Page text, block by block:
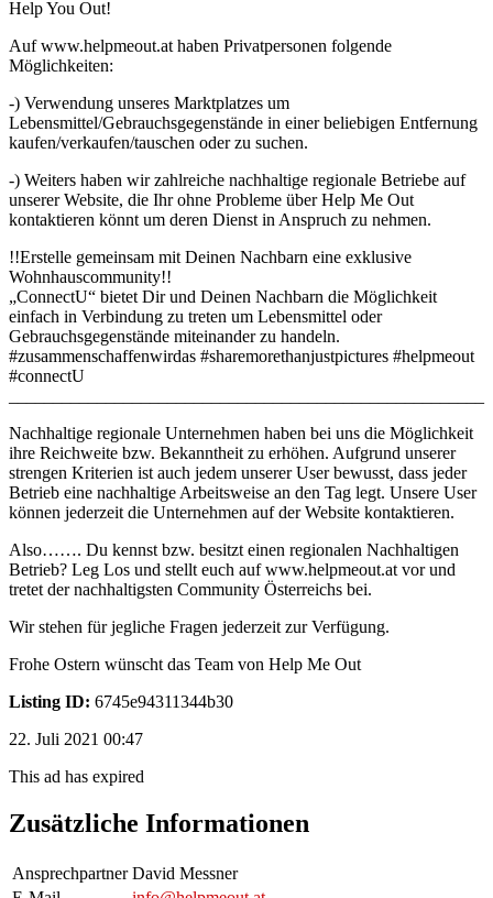
Help You Out!
Auf www.helpmeout.at haben Privatpersonen folgende
Möglichkeiten:
-) Verwendung unseres Marktplatzes um
Lebensmittel/Gebrauchsgegenstände in einer beliebigen Entfernung
kaufen/verkaufen/tauschen oder zu suchen.
-) Weiters haben wir zahlreiche nachhaltige regionale Betriebe auf
unserer Website, die Ihr ohne Probleme über Help Me Out
kontaktieren könnt um deren Dienst in Anspruch zu nehmen.
!!Erstelle gemeinsam mit Deinen Nachbarn eine exklusive
Wohnhauscommunity!!
„ConnectU“ bietet Dir und Deinen Nachbarn die Möglichkeit
einfach in Verbindung zu treten um Lebensmittel oder
Gebrauchsgegenstände miteinander zu handeln.
#zusammenschaffenwirdas #sharemorethanjustpictures #helpmeout
#connectU
Nachhaltige regionale Unternehmen haben bei uns die Möglichkeit
ihre Reichweite bzw. Bekanntheit zu erhöhen. Aufgrund unserer
strengen Kriterien ist auch jedem unserer User bewusst, dass jeder
Betrieb eine nachhaltige Arbeitsweise an den Tag legt. Unsere User
können jederzeit die Unternehmen auf der Website kontaktieren.
Also……. Du kennst bzw. besitzt einen regionalen Nachhaltigen
Betrieb? Leg Los und stellt euch auf www.helpmeout.at vor und
tretet der nachhaltigsten Community Österreichs bei.
Wir stehen für jegliche Fragen jederzeit zur Verfügung.
Frohe Ostern wünscht das Team von Help Me Out
Listing ID: 6745e94311344b30
22. Juli 2021 00:47
This ad has expired
Zusätzliche Informationen
Ansprechpartner David Messner